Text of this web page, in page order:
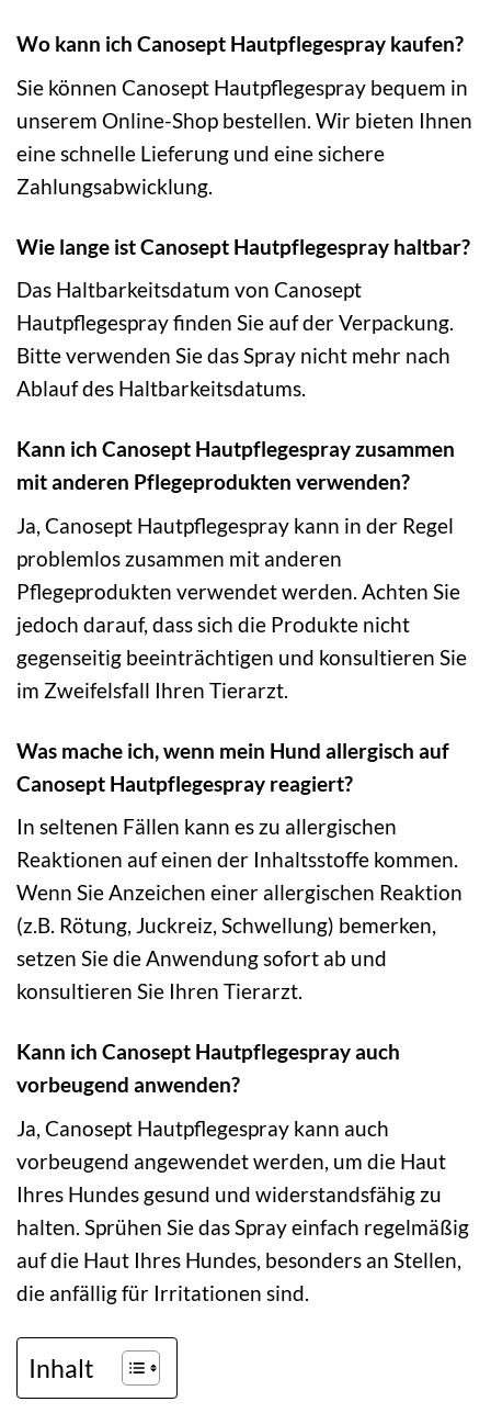
Wo kann ich Canosept Hautpflegespray kaufen?
Sie können Canosept Hautpflegespray bequem in
unserem Online-Shop bestellen. Wir bieten Ihnen
eine schnelle Lieferung und eine sichere
Zahlungsabwicklung.
Wie lange ist Canosept Hautpflegespray haltbar?
Das Haltbarkeitsdatum von Canosept
Hautpflegespray finden Sie auf der Verpackung.
Bitte verwenden Sie das Spray nicht mehr nach
Ablauf des Haltbarkeitsdatums.
Kann ich Canosept Hautpflegespray zusammen
mit anderen Pflegeprodukten verwenden?
Ja, Canosept Hautpflegespray kann in der Regel
problemlos zusammen mit anderen
Pflegeprodukten verwendet werden. Achten Sie
jedoch darauf, dass sich die Produkte nicht
gegenseitig beeinträchtigen und konsultieren Sie
im Zweifelsfall Ihren Tierarzt.
Was mache ich, wenn mein Hund allergisch auf
Canosept Hautpflegespray reagiert?
In seltenen Fällen kann es zu allergischen
Reaktionen auf einen der Inhaltsstoffe kommen.
Wenn Sie Anzeichen einer allergischen Reaktion
(z.B. Rötung, Juckreiz, Schwellung) bemerken,
setzen Sie die Anwendung sofort ab und
konsultieren Sie Ihren Tierarzt.
Kann ich Canosept Hautpflegespray auch
vorbeugend anwenden?
Ja, Canosept Hautpflegespray kann auch
vorbeugend angewendet werden, um die Haut
Ihres Hundes gesund und widerstandsfähig zu
halten. Sprühen Sie das Spray einfach regelmäßig
auf die Haut Ihres Hundes, besonders an Stellen,
die anfällig für Irritationen sind.
Inhalt